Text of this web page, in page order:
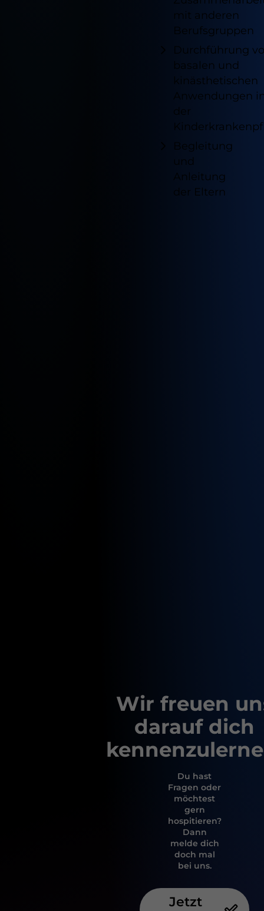
mit anderen
Berufsgruppen
Durchführung
basalen und
kinästhetischen
Anwendungen
der
Begleitung
und
Anleitung
der Eltern
Wir freuen
darauf dich
Du hast
Fragen oder
möchtest
gern
hospitieren?
Dann
melde dich
doch mal
bei uns.
Jetzt